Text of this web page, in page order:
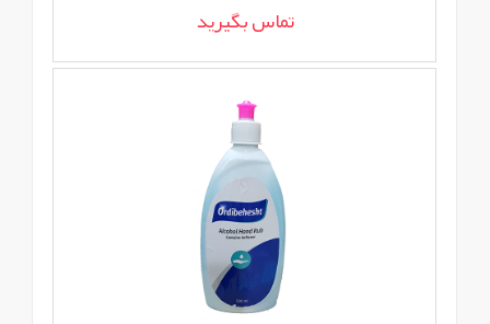
تماس بگیرید